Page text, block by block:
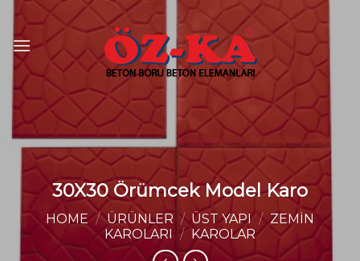
content
30X30 Örümcek Model Karo
HOME / ÜRÜNLER / ÜST YAPI / ZEMIN
KAROLARI / KAROLAR